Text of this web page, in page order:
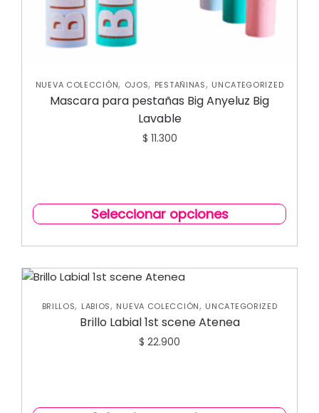
NUEVA COLECCIÓN, OJOS, PESTAÑINAS, UNCATEGORIZED
Mascara para pestañas Big Anyeluz Big
Lavable
$ 11.300
Seleccionar opciones
BRILLOS, LABIOS, NUEVA COLECCIÓN, UNCATEGORIZED
Brillo Labial 1st scene Atenea
$ 22.900